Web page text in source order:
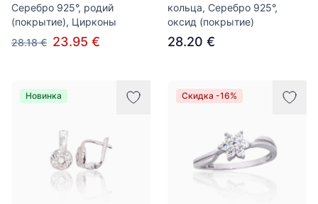
Серебро 925°, родий
(покрытие), Цирконы
28.18 € 23.95 €
кольца, Серебро 925°,
оксид (покрытие)
28.20 €
Новинка Скидка -16%